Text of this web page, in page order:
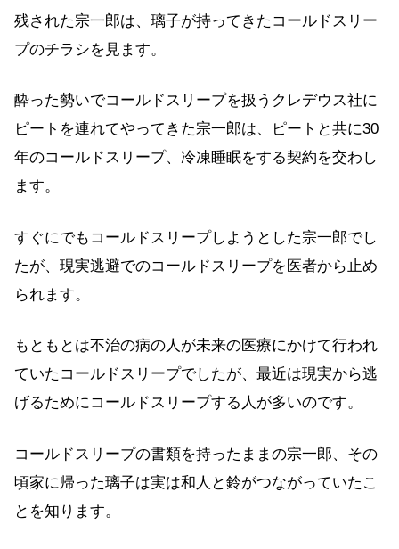
残された宗一郎は、璃子が持ってきたコールドスリー
プのチラシを見ます。
酔った勢いでコールドスリープを扱うクレデウス社に
ピートを連れてやってきた宗一郎は、ピートと共に30
年のコールドスリープ、冷凍睡眠をする契約を交わし
ます。
すぐにでもコールドスリープしようとした宗一郎でし
たが、現実逃避でのコールドスリープを医者から止め
られます。
もともとは不治の病の人が未来の医療にかけて行われ
ていたコールドスリープでしたが、最近は現実から逃
げるためにコールドスリープする人が多いのです。
コールドスリープの書類を持ったままの宗一郎、その
頃家に帰った璃子は実は和人と鈴がつながっていたこ
とを知ります。